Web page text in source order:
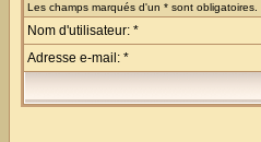
Les champs marqués d'un * sont obligatoires.
Nom d'utilisateur: *
Adresse e-mail: *